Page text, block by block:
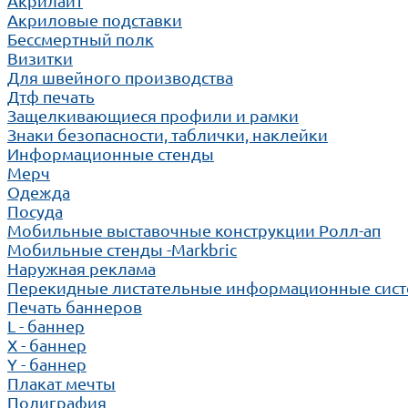
Акриловые подставки
Бессмертный полк
Визитки
Для швейного производства
Дтф печать
Защелкивающиеся профили и рамки
Знаки безопасности, таблички, наклейки
Информационные стенды
Мерч
Одежда
Посуда
Мобильные выставочные конструкции Ролл-ап
Мобильные стенды -Markbric
Наружная реклама
Перекидные листательные информационные
Печать баннеров
L - баннер
X - баннер
Y - баннер
Плакат мечты
Полиграфия